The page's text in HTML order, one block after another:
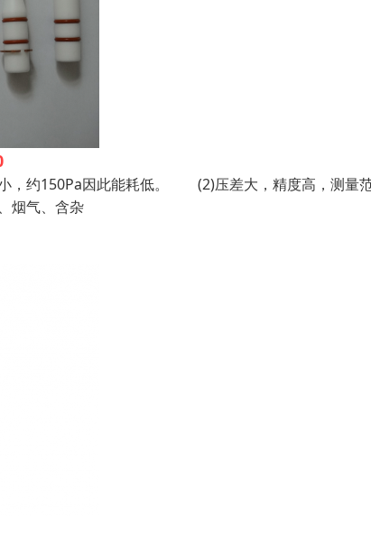
，约150Pa因此能耗低。 (2)压差大，精度高，测
烟气、含杂